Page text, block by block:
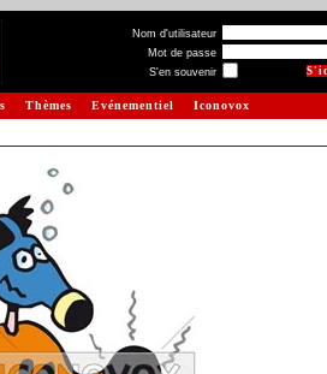
Nom d'utilisateur
Mot de passe
S'en souvenir
Thèmes Evénementiel Iconovox